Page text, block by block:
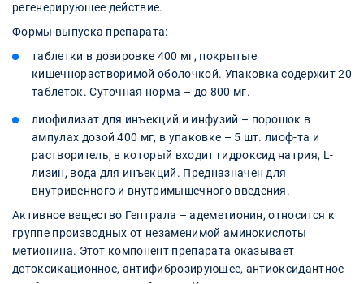
регенерирующее действие.
Формы выпуска препарата:
таблетки в дозировке 400 мг, покрытые
кишечнорастворимой оболочкой. Упаковка содержит 20
таблеток. Суточная норма – до 800 мг.
лиофилизат для инъекций и инфузий – порошок в
ампулах дозой 400 мг, в упаковке – 5 шт. лиоф-та и
растворитель, в который входит гидроксид натрия, L-
лизин, вода для инъекций. Предназначен для
внутривенного и внутримышечного введения.
Активное вещество Гептрала – адеметионин, относится к
группе производных от незаменимой аминокислоты
метионина. Этот компонент препарата оказывает
детоксикационное, антифиброзирующее, антиоксидантное